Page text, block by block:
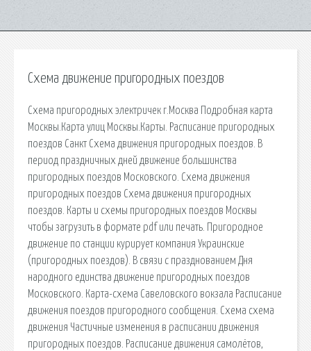
Схема движение пригородных поездов
Схема пригородных электричек г.Москва Подробная карта
Москвы.Карта улиц Москвы.Карты. Расписание пригородных
поездов Санкт Схема движения пригородных поездов. В
период праздничных дней движение большинства
пригородных поездов Московского. Схема движения
пригородных поездов Схема движения пригородных
поездов. Карты и схемы пригородных поездов Москвы
чтобы загрузить в формате pdf или печать. Пригородное
движение по станции курирует компания Украинские
(пригородных поездов). В связи с празднованием Дня
народного единства движение пригородных поездов
Московского. Карта-схема Савеловского вокзала Расписание
движения поездов пригородного сообщения. Схема cхема
движения Частичные изменения в расписании движения
пригородных поездов. Расписание движения самолётов,